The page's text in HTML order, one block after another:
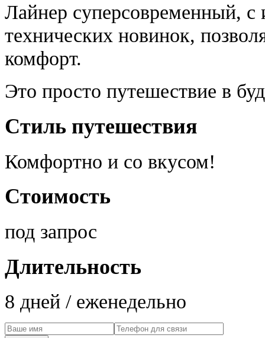
Лайнер суперсовременный, с
технических новинок,
комфорт.
Это просто путешествие в
Стиль путешествия
Комфортно и со вкусом!
Стоимость
под запрос
Длительность
8 дней / еженедельно